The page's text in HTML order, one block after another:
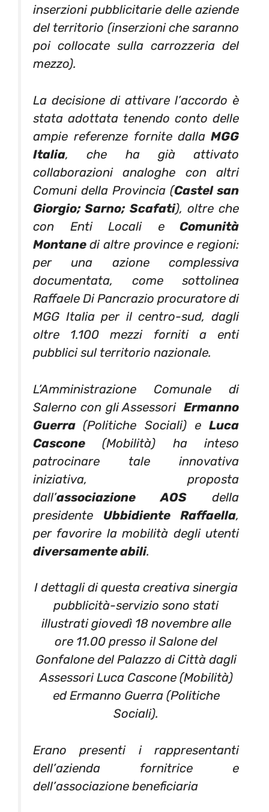
inserzioni pubblicitarie delle aziende
del territorio (inserzioni che saranno
poi collocate sulla carrozzeria del
mezzo).
La decisione di attivare l’accordo è
stata adottata tenendo conto delle
ampie referenze fornite dalla MGG
Italia, che ha già attivato
collaborazioni analoghe con altri
Comuni della Provincia (Castel san
Giorgio; Sarno; Scafati), oltre che
con Enti Locali eComunità
Montanedi altre province e regioni:
per una azione complessiva
documentata, come sottolinea
Raffaele Di Pancrazio procuratore di
MGG Italia per il centro-sud, dagli
oltre 1.100 mezzi forniti a enti
pubblici sul territorio nazionale.
L’Amministrazione Comunale di
Salerno con gli Assessori Ermanno
Guerra(Politiche Sociali) e Luca
Cascone (Mobilità) ha inteso
patrocinare tale innovativa
iniziativa, proposta
dall’associazione AOS della
presidente Ubbidiente Raffaella,
per favorire la mobilità degli utenti
diversamente abili.
I dettagli di questa creativa sinergia
pubblicità-servizio sono stati
illustrati giovedì 18 novembre alle
ore 11.00 presso il Salone del
Gonfalone del Palazzo di Città dagli
Assessori Luca Cascone (Mobilità)
ed Ermanno Guerra (Politiche
Sociali).
Erano presenti i rappresentanti
dell’azienda fornitrice e
dell’associazione beneficiaria